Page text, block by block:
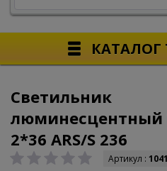
КАТАЛОГ
Светильник
люминесцентный
2*36 ARS/S 236
Артикул :